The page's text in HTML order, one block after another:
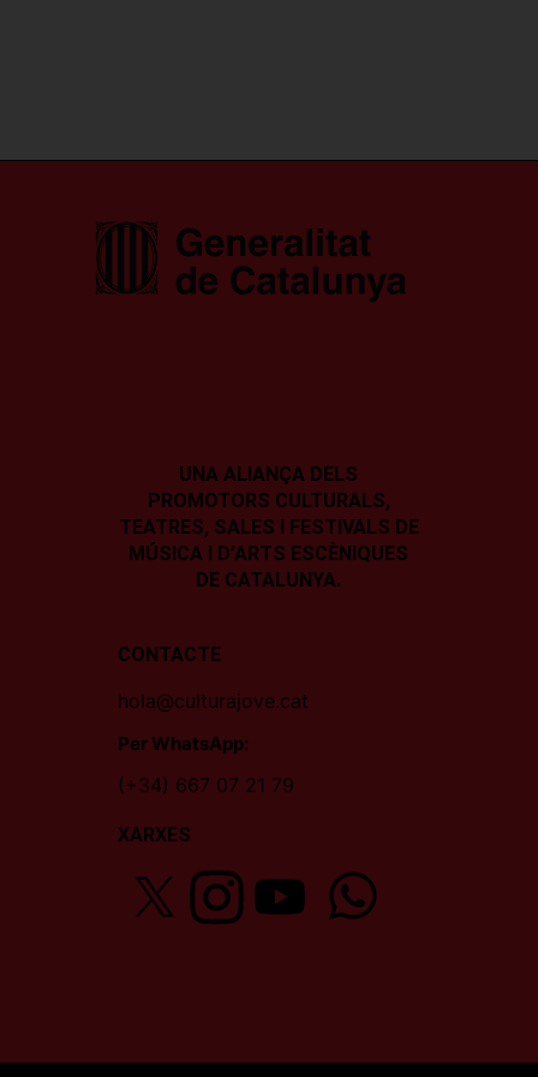
UNA ALIANÇA DELS
PROMOTORS CULTURALS,
TEATRES, SALES I
FESTIVALS DE
MÚSICA I D’ARTS ESCÈNIQUES
DE CATALUNYA.
CONTACTE
hola@culturajove.cat
Per WhatsApp:
(+34) 667 07 21 79
XARXES